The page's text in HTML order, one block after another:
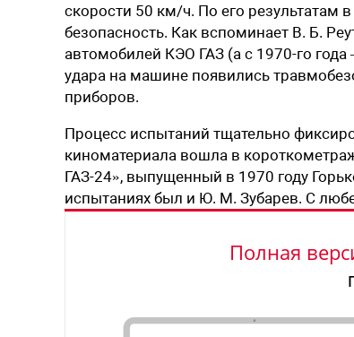
скорости 50 км/ч. По его результатам
безопасность. Как вспоминает В. Б.
автомобилей КЭО ГАЗ (а с 1970-го
удара на машине появились
приборов.
Процесс испытаний тщательно
киноматериала вошла в
ГАЗ-24», выпущенный в 1970 году
испытаниях был и Ю. М. Зубарев. С
Полная